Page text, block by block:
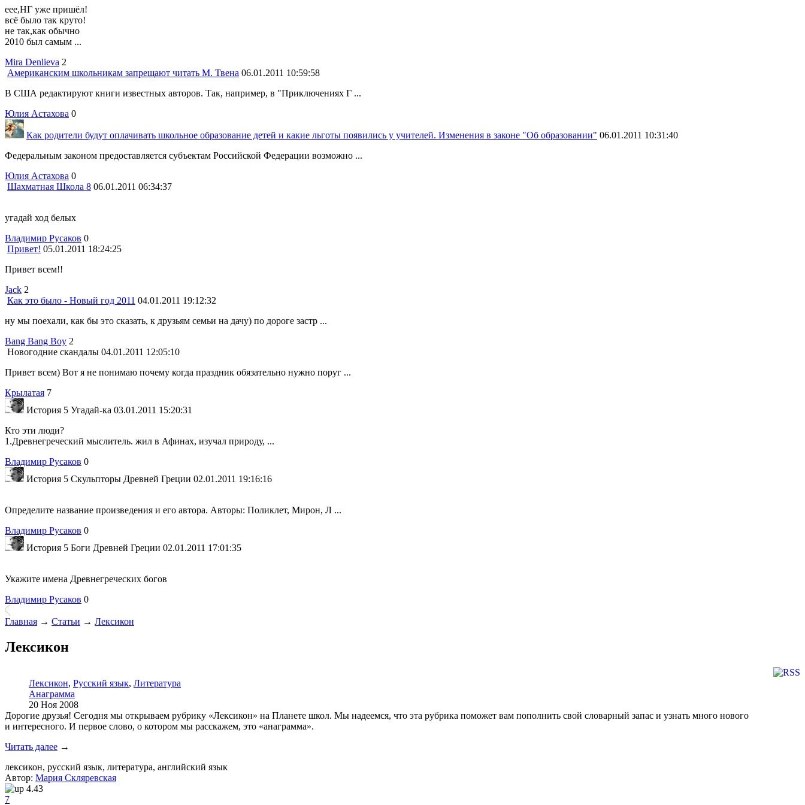
еее,НГ уже пришёл!
всё было так круто!
не так,как обычно
2010 был самым ...
Mira Denlieva 2
Американским школьникам запрещают читать М. Твена 06.01.2011 10:59:58
В США редактируют книги известных авторов. Так, например, в "Приключениях Г ...
Юлия Астахова 0
Как родители будут оплачивать школьное образование детей и какие льготы появились у учителей. Изменения в законе "Об образовании" 06.01.2011 10:31:40
Федеральным законом предоставляется субъектам Российской Федерации возможно ...
Юлия Астахова 0
Шахматная Школа 8 06.01.2011 06:34:37
угадай ход белых
Владимир Русаков 0
Привет! 05.01.2011 18:24:25
Привет всем!!
Jack 2
Как это было - Новый год 2011 04.01.2011 19:12:32
ну мы поехали, как бы это сказать, к друзьям семьи на дачу) по дороге застр ...
Bang Bang Boy 2
Новогодние скандалы 04.01.2011 12:05:10
Привет всем) Вот я не понимаю почему когда праздник обязательно нужно поруг ...
Крылатая 7
История 5 Угадай-ка 03.01.2011 15:20:31
Кто эти люди?
1.Древнегреческий мыслитель. жил в Афинах, изучал природу, ...
Владимир Русаков 0
История 5 Скульпторы Древней Греции 02.01.2011 19:16:16
Определите название произведения и его автора. Авторы: Поликлет, Мирон, Л ...
Владимир Русаков 0
История 5 Боги Древней Греции 02.01.2011 17:01:35
Укажите имена Древнегреческих богов
Владимир Русаков 0
Главная → Статьи → Лексикон
Лексикон
Лексикон, Русский язык, Литература
Анаграмма
20 Ноя 2008
Дорогие друзья! Сегодня мы открываем рубрику «Лексикон» на Планете школ. Мы надеемся, что эта рубрика поможет вам пополнить свой словарный запас и узнать много нового
и интересного. И первое слово, о котором мы расскажем, это «анаграмма».
Читать далее →
лексикон, русский язык, литература, английский язык
Автор: Мария Скляревская
4.43
7